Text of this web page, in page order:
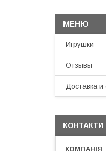
Игрушки
Отзывы
Доставка и
КОНТАКТИ